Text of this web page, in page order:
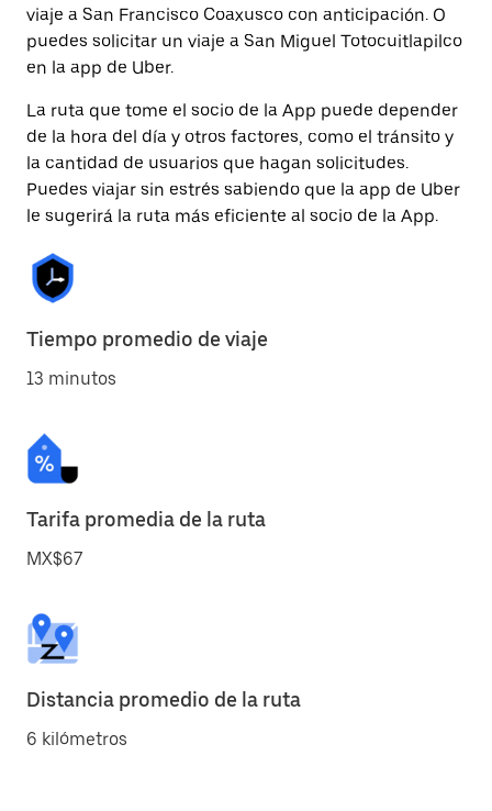
viaje a San Francisco Coaxusco con anticipación. O
puedes solicitar un viaje a San Miguel Totocuitlapilco
en la app de Uber.
La ruta que tome el socio de la App puede depender
de la hora del día y otros factores, como el tránsito y
la cantidad de usuarios que hagan solicitudes.
Puedes viajar sin estrés sabiendo que la app de Uber
le sugerirá la ruta más eficiente al socio de la App.
Tiempo promedio de viaje
13 minutos
Tarifa promedia de la ruta
MX$67
Distancia promedio de la ruta
6 kilómetros